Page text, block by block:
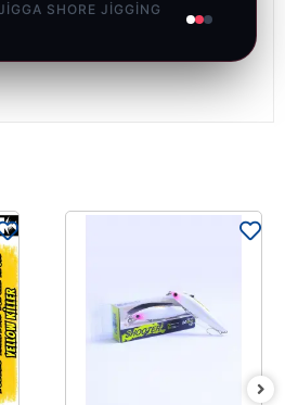
SHORE JIGGING